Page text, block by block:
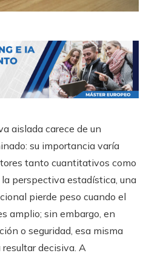
aislada carece de un
su importancia varía
tanto cuantitativos como
perspectiva estadística, una
pierde peso cuando el
amplio; sin embargo, en
o seguridad, esa misma
decisiva. A